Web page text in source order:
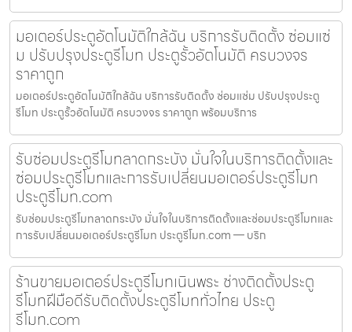
มอเตอร์ประตูอัตโนมัติใกล้ฉัน บริการรับติดตั้ง ซ่อมแซ่
ม ปรับปรุงประตูรีโมท ประตูรั้วอัตโนมัติ ครบวงจร
ราคาถูก
มอเตอร์ประตูอัตโนมัติใกล้ฉัน บริการรับติดตั้ง ซ่อมแซ่ม ปรับปรุงประตู
รีโมท ประตูรั้วอัตโนมัติ ครบวงจร ราคาถูก พร้อมบริการ
รับซ่อมประตูรีโมทลาดกระบัง มั่นใจในบริการติดตั้งและ
ซ่อมประตูรีโมทและการรับเปลี่ยนมอเตอร์ประตูรีโมท
ประตูรีโมท.com
รับซ่อมประตูรีโมทลาดกระบัง มั่นใจในบริการติดตั้งและซ่อมประตูรีโมทและ
การรับเปลี่ยนมอเตอร์ประตูรีโมท ประตูรีโมท.com — บริก
ร้านขายมอเตอร์ประตูรีโมทเนินพระ ช่างติดตั้งประตู
รีโมทฝีมือดีรับติดตั้งประตูรีโมททั่วไทย ประตู
รีโมท.com